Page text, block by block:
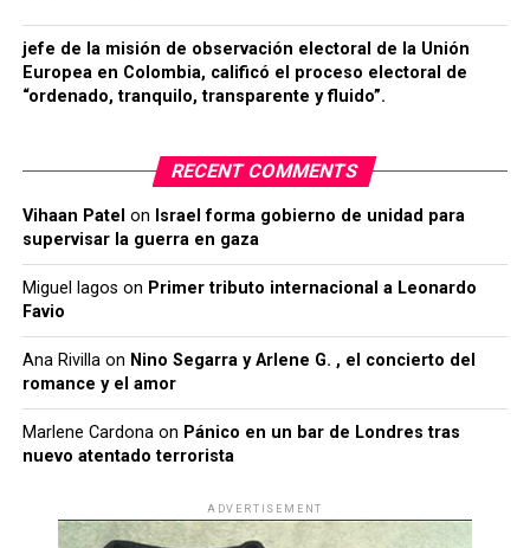
jefe de la misión de observación electoral de la Unión
Europea en Colombia, calificó el proceso electoral de
“ordenado, tranquilo, transparente y fluido”.
RECENT COMMENTS
Vihaan Patel on Israel forma gobierno de unidad para
supervisar la guerra en gaza
Miguel lagos on Primer tributo internacional a Leonardo
Favio
Ana Rivillaon Nino Segarra y Arlene G. , el concierto del
romance y el amor
Marlene Cardonaon Pánico en un bar de Londres tras
nuevo atentado terrorista
ADVERTISEMENT